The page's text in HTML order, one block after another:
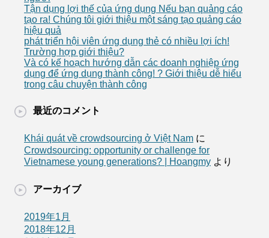
Tận dụng lợi thế của ứng dụng Nếu bạn quảng cáo
tạo ra! Chúng tôi giới thiệu một sáng tạo quảng cáo
hiệu quả
phát triển hội viên ứng dụng thẻ có nhiều lợi ích!
Trường hợp giới thiệu?
Và có kế hoạch hướng dẫn các doanh nghiệp ứng
dụng để ứng dụng thành công! ? Giới thiệu dễ hiểu
trong câu chuyện thành công
最近のコメント
Khái quát về crowdsourcing ở Việt Nam に
Crowdsourcing: opportunity or challenge for
Vietnamese young generations? | Hoangmy より
アーカイブ
2019年1月
2018年12月